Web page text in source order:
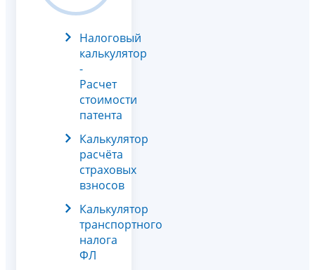
Налоговый
калькулятор
-
Расчет
стоимости
патента
Калькулятор
расчёта
страховых
взносов
Калькулятор
транспортного
налога
ФЛ